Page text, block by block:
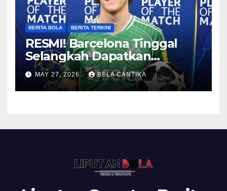
BERITA BOLA BERITA TERKINI
RESMI! Barcelona Tinggal
Selangkah Dapatkan
Anthony Gordon
MAY 27, 2026 BELA CANTIKA